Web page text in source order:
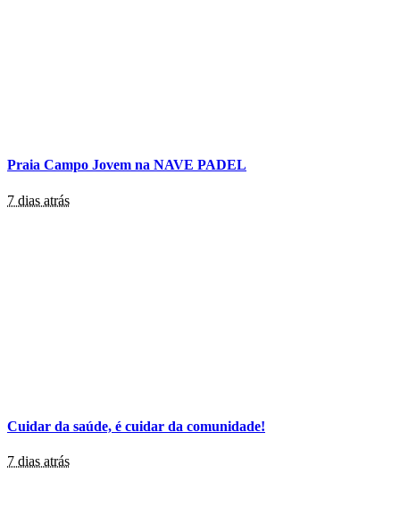
Praia Campo Jovem na NAVE PADEL
7 dias atrás
Cuidar da saúde, é cuidar da comunidade!
7 dias atrás